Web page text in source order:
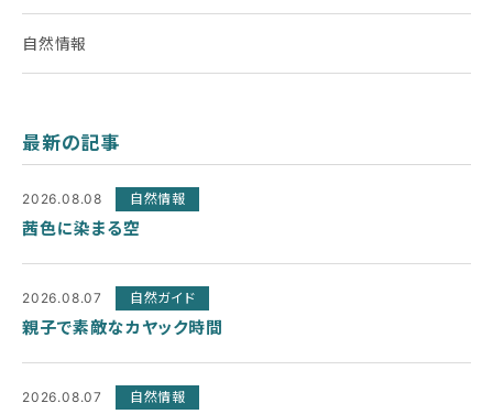
自然情報
最新の記事
2026.08.08 自然情報
茜色に染まる空
2026.08.07 自然ガイド
親子で素敵なカヤック時間
2026.08.07 自然情報